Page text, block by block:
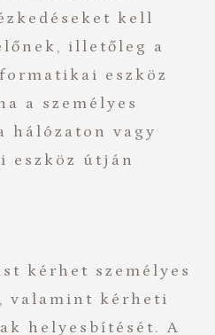
kell
illetőleg a
eszköz
a személyes
hálózaton vagy
eszköz útján
kérhet személyes
valamint kérheti
helyesbítését. A